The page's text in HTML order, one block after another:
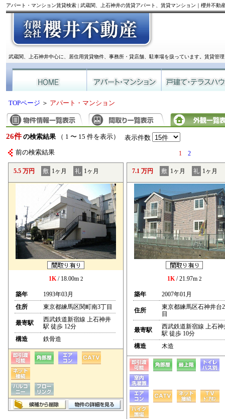
アパート・マンション賃貸検索 | 武蔵関、上石神井の賃貸アパート、賃貸マンション｜櫻井不動
武蔵関、上石神井中心に、居住用賃貸物件、事務所・貸店舗、駐車場を扱っています。賃貸管
TOPページ ＞ アパート・マンション
26件 の検索結果 （ 1 〜 15 件を表示） 表示件数
前の検索結果 1 2
5.5 万円 敷 1ヶ月 礼 1ヶ月
1K/ 18.00m 2
築年
1993年03月
住所
東京都練馬区関町南3丁目
最寄駅
西武鉄道新宿線 上石神井
駅 徒歩 12分
構造
鉄骨造
7.1 万円 敷 1ヶ月 礼 1ヶ月
1K/ 21.97m 2
築年 2007年01月
住所
東京都練馬区石神井台
目
最寄駅
西武鉄道新宿線 上石神
駅 徒歩 10分
構造
木造